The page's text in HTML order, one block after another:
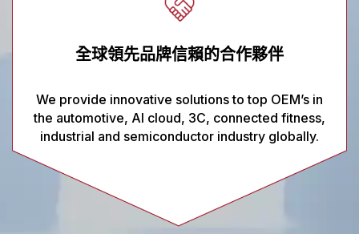
全球領先品牌信賴的合作夥伴
We provide innovative solutions to top OEM’s in
the automotive, AI cloud, 3C, connected fitness,
industrial and semiconductor industry globally.